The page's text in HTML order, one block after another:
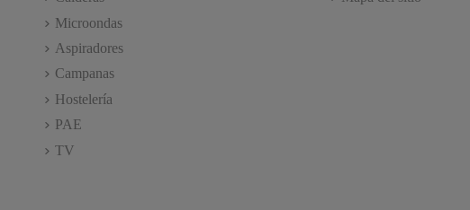
Microondas
Aspiradores
Campanas
Hostelería
PAE
TV